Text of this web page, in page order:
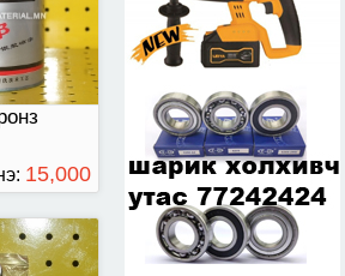
15,000
ТӨГРӨГ